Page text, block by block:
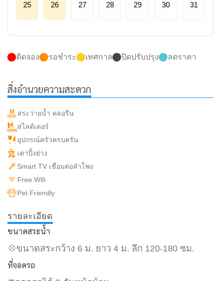
25 26 27 28 29 30 31
ติดจอง รอชำระ เทศกาล ปิดปรับปรุง ลดราคา
สิ่งอำนวยความสะดวก
สระว่ายน้ำ คลอรีน
สไลด์เดอร์
อุปกรณ์ครัวครบครัน
เตาปิ้งย่าง
Smart TV เชื่อมต่อลำโพง
Free Wifi
Pet Friendly
รายละเอียด
ขนาดสระน้ำ
💠ขนาดสระกว้าง 6 ม. ยาว 4 ม. ลึก 120-180 ซม.
ที่จอดรถ